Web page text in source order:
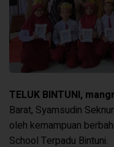
TELUK BINTUNI,
Barat, Syamsudin
oleh kemampuan
School Terpadu Bintuni.